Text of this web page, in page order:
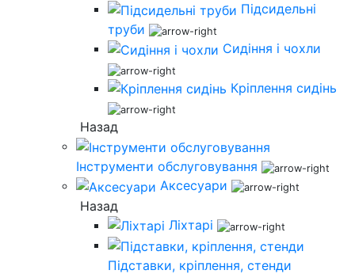
Підсидельні
труби
Сидіння і чохли
Кріплення сидінь
Назад
Інструменти обслуговування
Аксесуари
Назад
Ліхтарі
Підставки, кріплення, стенди